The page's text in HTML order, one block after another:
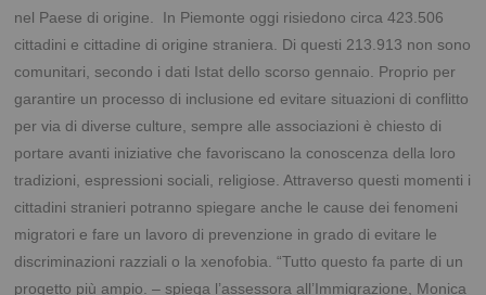
nel Paese di origine. In Piemonte oggi risiedono circa 423.506
cittadini e cittadine di origine straniera. Di questi 213.913 non sono
comunitari, secondo i dati Istat dello scorso gennaio. Proprio per
garantire un processo di inclusione ed evitare situazioni di conflitto
per via di diverse culture, sempre alle associazioni è chiesto di
portare avanti iniziative che favoriscano la conoscenza della loro
tradizioni, espressioni sociali, religiose. Attraverso questi momenti i
cittadini stranieri potranno spiegare anche le cause dei fenomeni
migratori e fare un lavoro di prevenzione in grado di evitare le
discriminazioni razziali o la xenofobia. “Tutto questo fa parte di un
progetto più ampio. – spiega l’assessora all’Immigrazione, Monica